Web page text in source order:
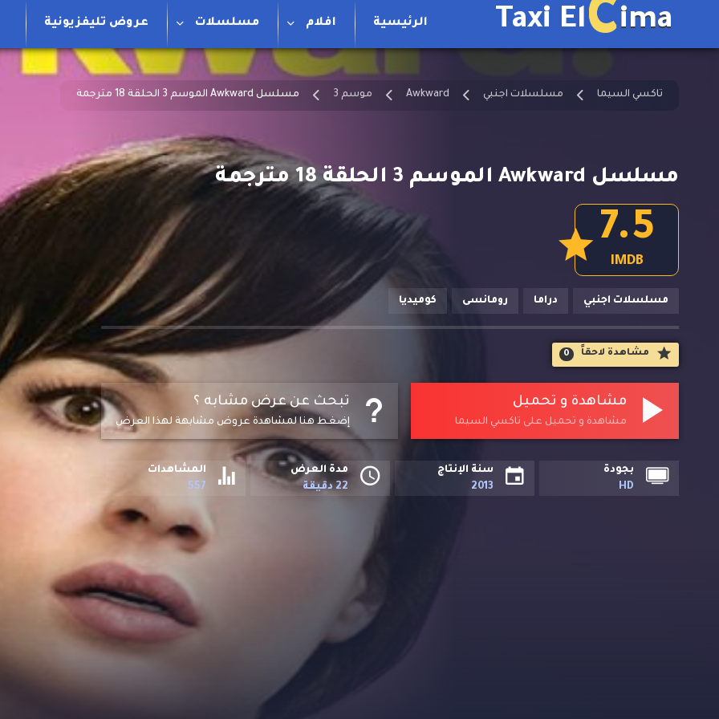
Taxi ElCima الرئيسية افلام مسلسلات عروض تليفزيونية
تاكسي السيما مسلسلات اجنبي Awkward موسم 3 مسلسل Awkward الموسم 3 الحلقة 18 مترجمة
مسلسل Awkward الموسم 3 الحلقة 18 مترجمة
IMDB
7.5
مسلسلات اجنبي دراما رومانسى كوميديا
مشاهدة لاحقاََ 0
تبحث عن عرض مشابه ؟
إضغط هنا لمشاهدة عروض مشابهة لهذا العرض
مشاهدة و تحميل
مشاهدة و تحميل على تاكسي السيما
بجودة
HD
سنة الإنتاج
2013
مدة العرض
22 دقيقة
المشاهدات
557